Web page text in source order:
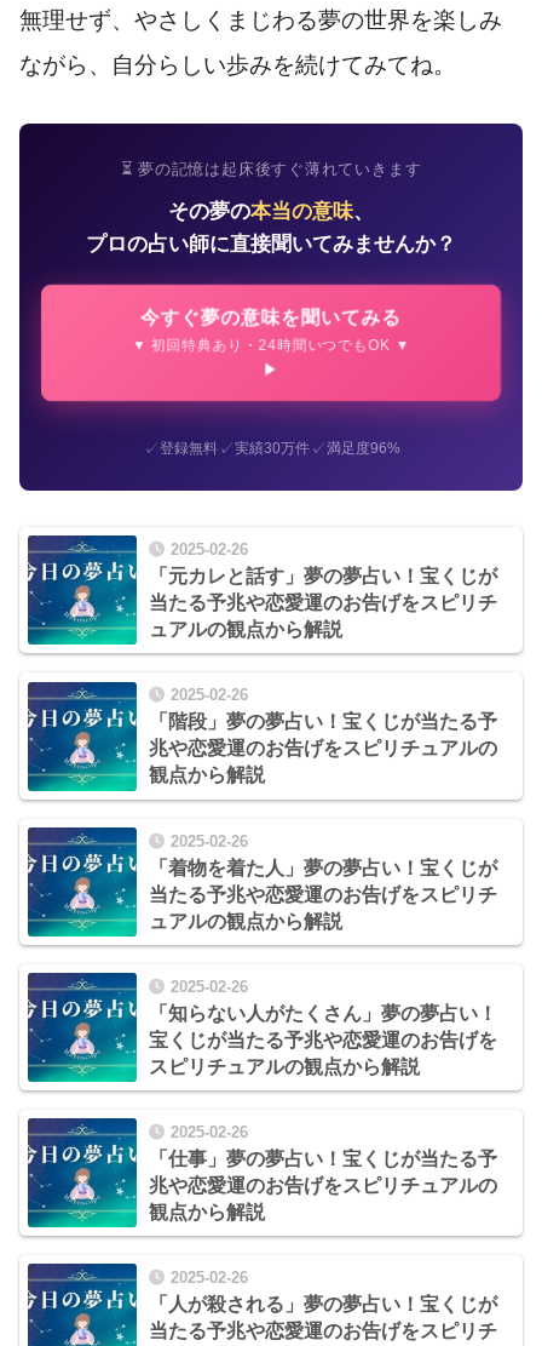
無理せず、やさしくまじわる夢の世界を楽しみ
ながら、自分らしい歩みを続けてみてね。
⏳ 夢の記憶は起床後すぐ薄れていきます
その夢の本当の意味、
プロの占い師に直接聞いてみませんか？
今すぐ夢の意味を聞いてみる
▼ 初回特典あり・24時間いつでもOK ▼
✓登録無料✓実績30万件✓満足度96%
2025-02-26
「元カレと話す」夢の夢占い！宝くじが
当たる予兆や恋愛運のお告げをスピリチ
ュアルの観点から解説
2025-02-26
「階段」夢の夢占い！宝くじが当たる予
兆や恋愛運のお告げをスピリチュアルの
観点から解説
2025-02-26
「着物を着た人」夢の夢占い！宝くじが
当たる予兆や恋愛運のお告げをスピリチ
ュアルの観点から解説
2025-02-26
「知らない人がたくさん」夢の夢占い！
宝くじが当たる予兆や恋愛運のお告げを
スピリチュアルの観点から解説
2025-02-26
「仕事」夢の夢占い！宝くじが当たる予
兆や恋愛運のお告げをスピリチュアルの
観点から解説
2025-02-26
「人が殺される」夢の夢占い！宝くじが
当たる予兆や恋愛運のお告げをスピリチ